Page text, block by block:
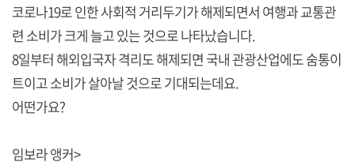
코로나19로 인한 사회적 거리두기가 해제되면서 여행과 교통관
련 소비가 크게 늘고 있는 것으로 나타났습니다.
8일부터 해외입국자 격리도 해제되면 국내 관광산업에도 숨통이
트이고 소비가 살아날 것으로 기대되는데요.
어떤가요?
임보라 앵커>